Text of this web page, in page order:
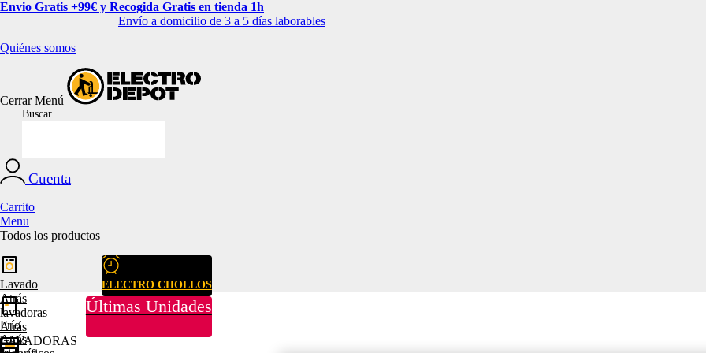
Envio Gratis +99€ y Recogida Gratis en tienda 1h
Envío a domicilio de 3 a 5 días laborables
Quiénes somos
CerrarMenú
Buscar
Cuenta
Carrito
Menu
Todos los productos
ELECTRO CHOLLOS
Últimas Unidades
Lavado
Atrás
lavadoras
Atrás
LAVADORAS
Frío
Atrás